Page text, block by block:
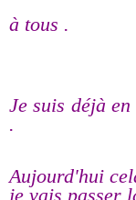
à tous .
Je suis déjà
.
Aujourd'hui
je vais passer